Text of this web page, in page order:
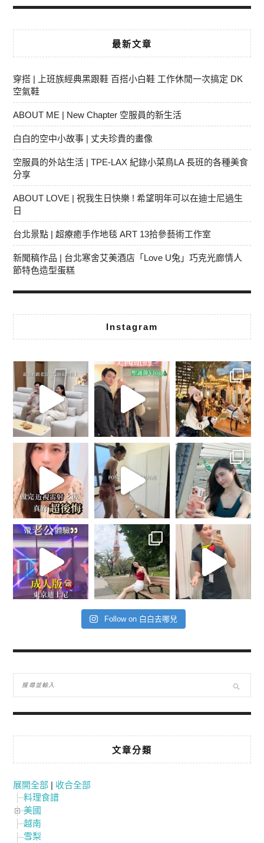
最新文章
穿搭 | 上班族經典黑跟鞋 百搭小白鞋 工作休閒一次搞定 DK
空氣鞋
ABOUT ME | New Chapter 空服員的新生活
白白的空中小故事 | 丈夫珍貴的畫像
空服員的外站生活 | TPE-LAX 紀錄小菜鳥LA 長班的各種美食
分享
ABOUT LOVE | 祝我生日快樂 ! 希望明年可以在迪士尼過生
日
台北景點 | 超療癒手作地毯 ART 13拾參藝術工作室
新聞稿作品 | 台北寒舍艾美酒店「Love U兔」巧克光廊情人
節特色造型蛋糕
Instagram
Follow on 白白去哪兒
文章分類
展開全部 | 收合全部
料理食譜
美國
越南
雪梨